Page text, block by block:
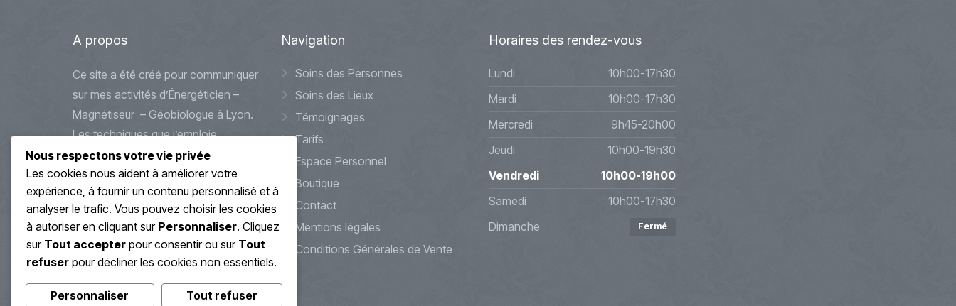
A propos
Ce site a été créé pour communiquer
sur mes activités d’Énergéticien –
Magnétiseur – Géobiologue à Lyon.
Les techniques que j’emploie
peuvent s’apparenter à des
méthodes douces et alternatives
d’accompagnements et de soin.
Celles-ci ne se substitueront jamais
à des traitements médicaux que
vous pourriez avoir en cours ou à
Navigation
Soins des Personnes
Soins des Lieux
Témoignages
Tarifs
Espace Personnel
Boutique
Contact
Mentions légales
Conditions Générales de Vente
Horaires des rendez-vous
Lundi
10h00-17h30
Mardi
10h00-17h30
Mercredi
9h45-20h00
Jeudi
10h00-19h30
Vendredi
10h00-19h00
Samedi
10h00-17h30
Dimanche
Fermé
Nous respectons votre vie privée
Les cookies nous aident à améliorer votre
expérience, à fournir un contenu personnalisé et à
analyser le trafic. Vous pouvez choisir les cookies
à autoriser en cliquant sur Personnaliser. Cliquez
sur Tout accepter pour consentir ou sur Tout
refuser pour décliner les cookies non essentiels.
Personnaliser Tout refuser